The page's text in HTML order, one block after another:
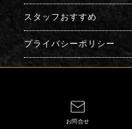
スタッフおすすめ
プライバシーポリシー
お問合せ